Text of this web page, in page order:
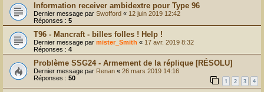
Information receiver ambidextre pour Type 96
Dernier message par Swofford « 12 juin 2019 12:42
Réponses : 5
T96 - Mancraft - billes folles ! Help !
Dernier message par mister_Smith « 17 avr. 2019 8:32
Réponses : 4
Problème SSG24 - Armement de la réplique [RÉSOLU]
Dernier message par Renan « 26 mars 2019 14:16
Réponses : 50 1 2 3 4